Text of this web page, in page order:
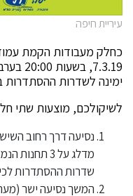
עיריית חיפה
כחלק מעבודות הקמת
ימינה לשדרות ההסתדרות
לשיקולכם, מוצעות שתי
נסיעה דרך רחוב
מדלג על 3
שדרות ההסתדרות